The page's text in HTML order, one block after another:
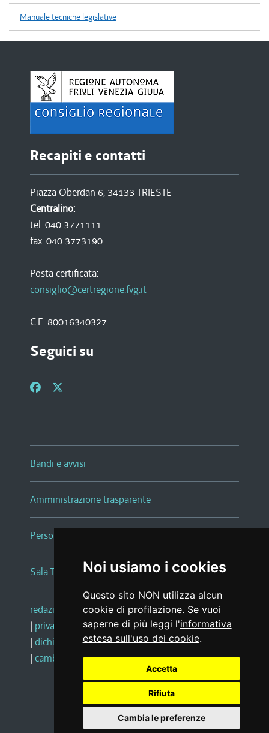
Noi usiamo i cookies
Questo sito NON utilizza alcun
cookie di profilazione. Se vuoi
saperne di più leggi l'informativa
estesa sull'uso dei cookie.
Accetta
Rifiuta
Cambia le preferenze
Manuale tecniche legislative
Recapiti e contatti
Piazza Oberdan 6, 34133 TRIESTE
Centralino:
tel. 040 3771111
fax. 040 3773190
Posta certificata:
consiglio@certregione.fvg.it
C.F. 80016340327
Seguici su
Bandi e avvisi
Amministrazione trasparente
Persone e Uffici
Sala Tiziano Tessitori
redazione web |note legali |glossario
| privacy
social media policy
| dichiarazione di accessibilità |feedback
| cambio preferenze cookie
Realizzato da